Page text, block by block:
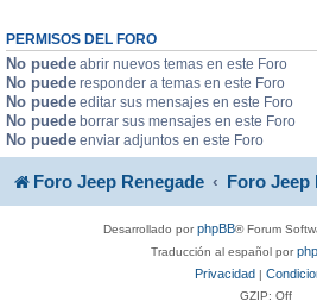
PERMISOS DEL FORO
No puede abrir nuevos temas en este Foro
No puede responder a temas en este Foro
No puede editar sus mensajes en este Foro
No puede borrar sus mensajes en este Foro
No puede enviar adjuntos en este Foro
Foro Jeep Renegade Foro Jeep
Desarrollado porphpBB® Forum
Traducción al español por
Privacidad
GZIP: Off